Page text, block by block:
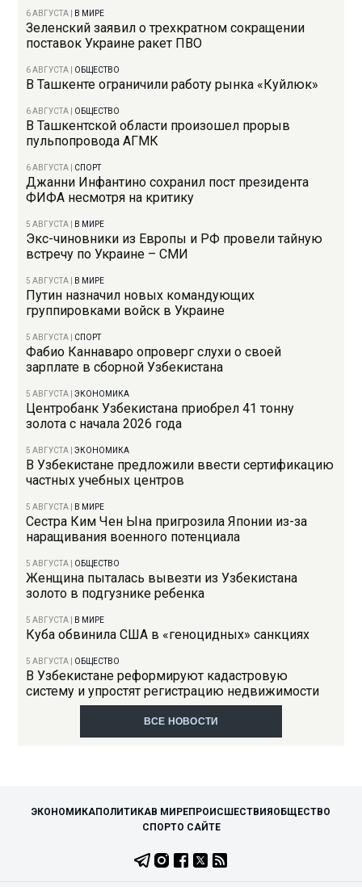
6 АВГУСТА В МИРЕ
Зеленский заявил о трехкратном сокращении
поставок Украине ракет ПВО
6 АВГУСТА ОБЩЕСТВО
В Ташкенте ограничили работу рынка «Куйлюк»
6 АВГУСТА ОБЩЕСТВО
В Ташкентской области произошел прорыв
пульпопровода АГМК
6 АВГУСТА СПОРТ
Джанни Инфантино сохранил пост президента
ФИФА несмотря на критику
5 АВГУСТА В МИРЕ
Экс-чиновники из Европы и РФ провели тайную
встречу по Украине – СМИ
5 АВГУСТА В МИРЕ
Путин назначил новых командующих
группировками войск в Украине
5 АВГУСТА СПОРТ
Фабио Каннаваро опроверг слухи о своей
зарплате в сборной Узбекистана
5 АВГУСТА |ЭКОНОМИКА
Центробанк Узбекистана приобрел 41 тонну
золота с начала 2026 года
5 АВГУСТА |ЭКОНОМИКА
В Узбекистане предложили ввести сертификацию
частных учебных центров
5 АВГУСТА В МИРЕ
Сестра Ким Чен Ына пригрозила Японии из-за
наращивания военного потенциала
5 АВГУСТА ОБЩЕСТВО
Женщина пыталась вывезти из Узбекистана
золото в подгузнике ребенка
5 АВГУСТА В МИРЕ
Куба обвинила США в «геноцидных» санкциях
5 АВГУСТА ОБЩЕСТВО
В Узбекистане реформируют кадастровую
систему и упростят регистрацию недвижимости
ВСЕ НОВОСТИ
ЭКОНОМИКАПОЛИТИКАВ МИРЕПРОИСШЕСТВИЯ ОБЩЕСТВО
СПОРТО САЙТЕ